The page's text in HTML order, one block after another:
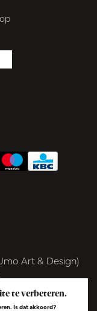
Art & Design)
te verbeteren.
Is dat akkoord?